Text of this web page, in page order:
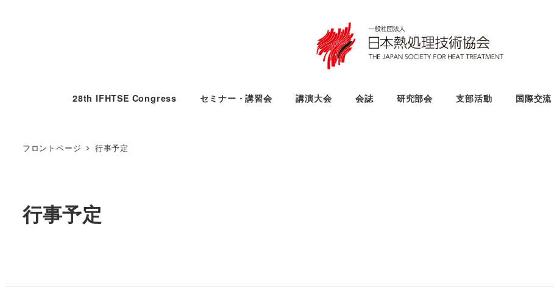
28th IFHTSE Congress セミナー・講習会 講演大会 会誌 研究部会 支部活動 国際交流
フロントページ 行事予定
行事予定